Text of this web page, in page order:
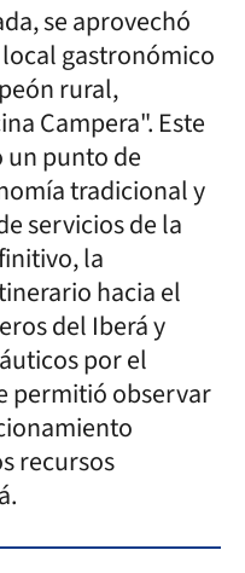
se aprovechó
gastronómico
rural,
Campera". Este
un punto de
tradicional y
servicios de la
la
hacia el
del Iberá y
por el
permitió observar
recursos